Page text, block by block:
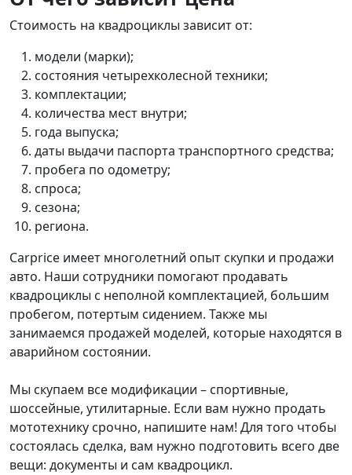
Стоимость на квадроциклы зависит от:
модели (марки);
состояния четырехколесной техники;
комплектации;
количества мест внутри;
года выпуска;
даты выдачи паспорта транспортного средства;
пробега по одометру;
спроса;
сезона;
региона.
Carprice имеет многолетний опыт скупки и продажи
авто. Наши сотрудники помогают продавать
квадроциклы с неполной комплектацией, большим
пробегом, потертым сидением. Также мы
занимаемся продажей моделей, которые находятся в
аварийном состоянии.
Мы скупаем все модификации – спортивные,
шоссейные, утилитарные. Если вам нужно продать
мототехнику срочно, напишите нам! Для того чтобы
состоялась сделка, вам нужно подготовить всего две
вещи: документы и сам квадроцикл.